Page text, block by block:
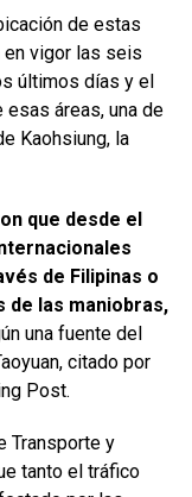
de estas
en vigor las seis
últimos días y el
áreas, una de
Kaohsiung, la
que desde el
de Filipinas o
de las maniobras,
una fuente del
citado por
Post.
Transporte y
tanto el tráfico